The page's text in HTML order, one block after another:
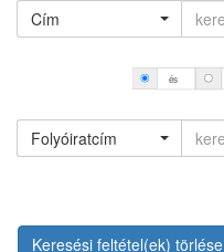
Cím
és
Folyóiratcím
Keresési feltétel(ek) törlése